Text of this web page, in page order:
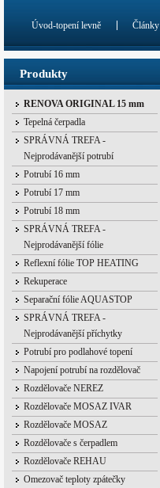
Produkty
RENOVA ORIGINAL 15 mm
Tepelná čerpadla
SPRÁVNÁ TREFA -
Nejprodávanější potrubí
Potrubí 16 mm
Potrubí 17 mm
Potrubí 18 mm
SPRÁVNÁ TREFA -
Nejprodávanější fólie
Reflexní fólie TOP HEATING
Rekuperace
Separační fólie AQUASTOP
SPRÁVNÁ TREFA -
Nejprodávanější příchytky
Potrubí pro podlahové topení
Napojení potrubí na rozdělovač
Rozdělovače NEREZ
Rozdělovače MOSAZ IVAR
Rozdělovače MOSAZ
Rozdělovače s čerpadlem
Rozdělovače REHAU
Omezovač teploty zpátečky
Úvod-topení levně Články